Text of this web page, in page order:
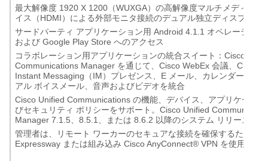
最大解像度 1920 X 1200（WUXGA）の高解像度マルチメディア
イス（HDMI）による外部モニタ接続のデュアル独立ディスプレイ
サードパーティ アプリケーション用 Android 4.1.1 オペレーティン
および Google Play Store へのアクセス
コラボレーション用アプリケーションの統合スイート：Cisco
Communications Manager を通じて、Cisco WebEx 会議、Cisco
Instant Messaging（IM）プレゼンス、E メール、カレンダー、連
アル ボイスメール、音声およびビデオを統合
Cisco Unified Communications の機能、デバイス、アプリケーシ
びセキュリティ ポリシーをサポート。Cisco Unified
Manager 7.1.5、8.5.1、または 8.6.2 以降のシステム リリースに
管理者は、リモート ワーカーのセキュアな接続を確保するために
Expressway または組み込み Cisco AnyConnect® VPN を使用可能